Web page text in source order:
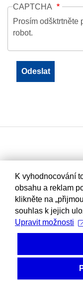
CAPTCHA
Prosím odšktrtněte
robot.
K vyhodnocování
obsahu a reklam
klikněte na
souhlas k jejich
Upravit možnosti